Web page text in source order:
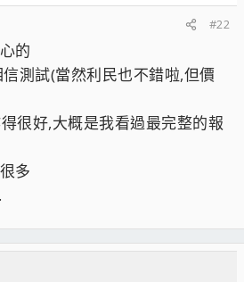
#22
的
測試(當然利民也不錯啦,但價
很好,大概是我看過最完整的報
多